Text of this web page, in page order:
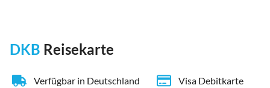
DKB Reisekarte
Verfügbar in Deutschland
Visa Debitkarte